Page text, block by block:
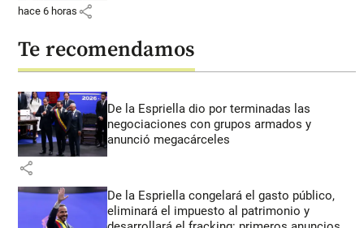
hace 6 horas share
Te recomendamos
De la Espriella dio por terminadas las
negociaciones con grupos armados y
anunció megacárceles
share
De la Espriella congelará el gasto público,
eliminará el impuesto al patrimonio y